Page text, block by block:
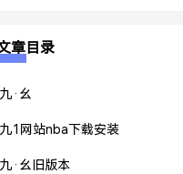
章目录
九·幺
九1网站nba下载安装
九·幺旧版本